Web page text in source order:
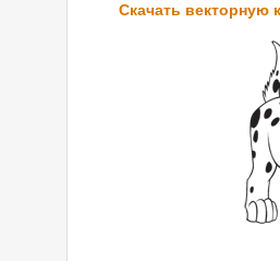
Скачать векторную